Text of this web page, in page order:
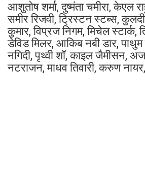
आशुतोष शर्मा, दुष्मंता चमीरा, केएल
समीर रिजवी, ट्रिस्टन स्टब्स,
कुमार, विप्रज निगम, मिचेल स्टार्क,
डेविड मिलर, आकिब नबी डार, पाथुम
नगिदी, पृथ्वी शॉ, काइल जैमीसन,
नटराजन, माधव तिवारी, करुण